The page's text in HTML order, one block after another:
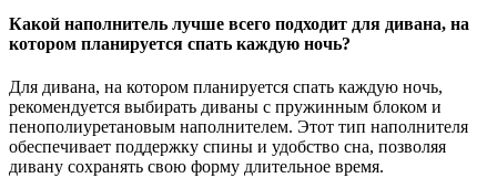
Какой наполнитель лучше всего подходит для дивана, на
котором планируется спать каждую ночь?
Для дивана, на котором планируется спать каждую ночь,
рекомендуется выбирать диваны с пружинным блоком и
пенополиуретановым наполнителем. Этот тип наполнителя
обеспечивает поддержку спины и удобство сна, позволяя
дивану сохранять свою форму длительное время.